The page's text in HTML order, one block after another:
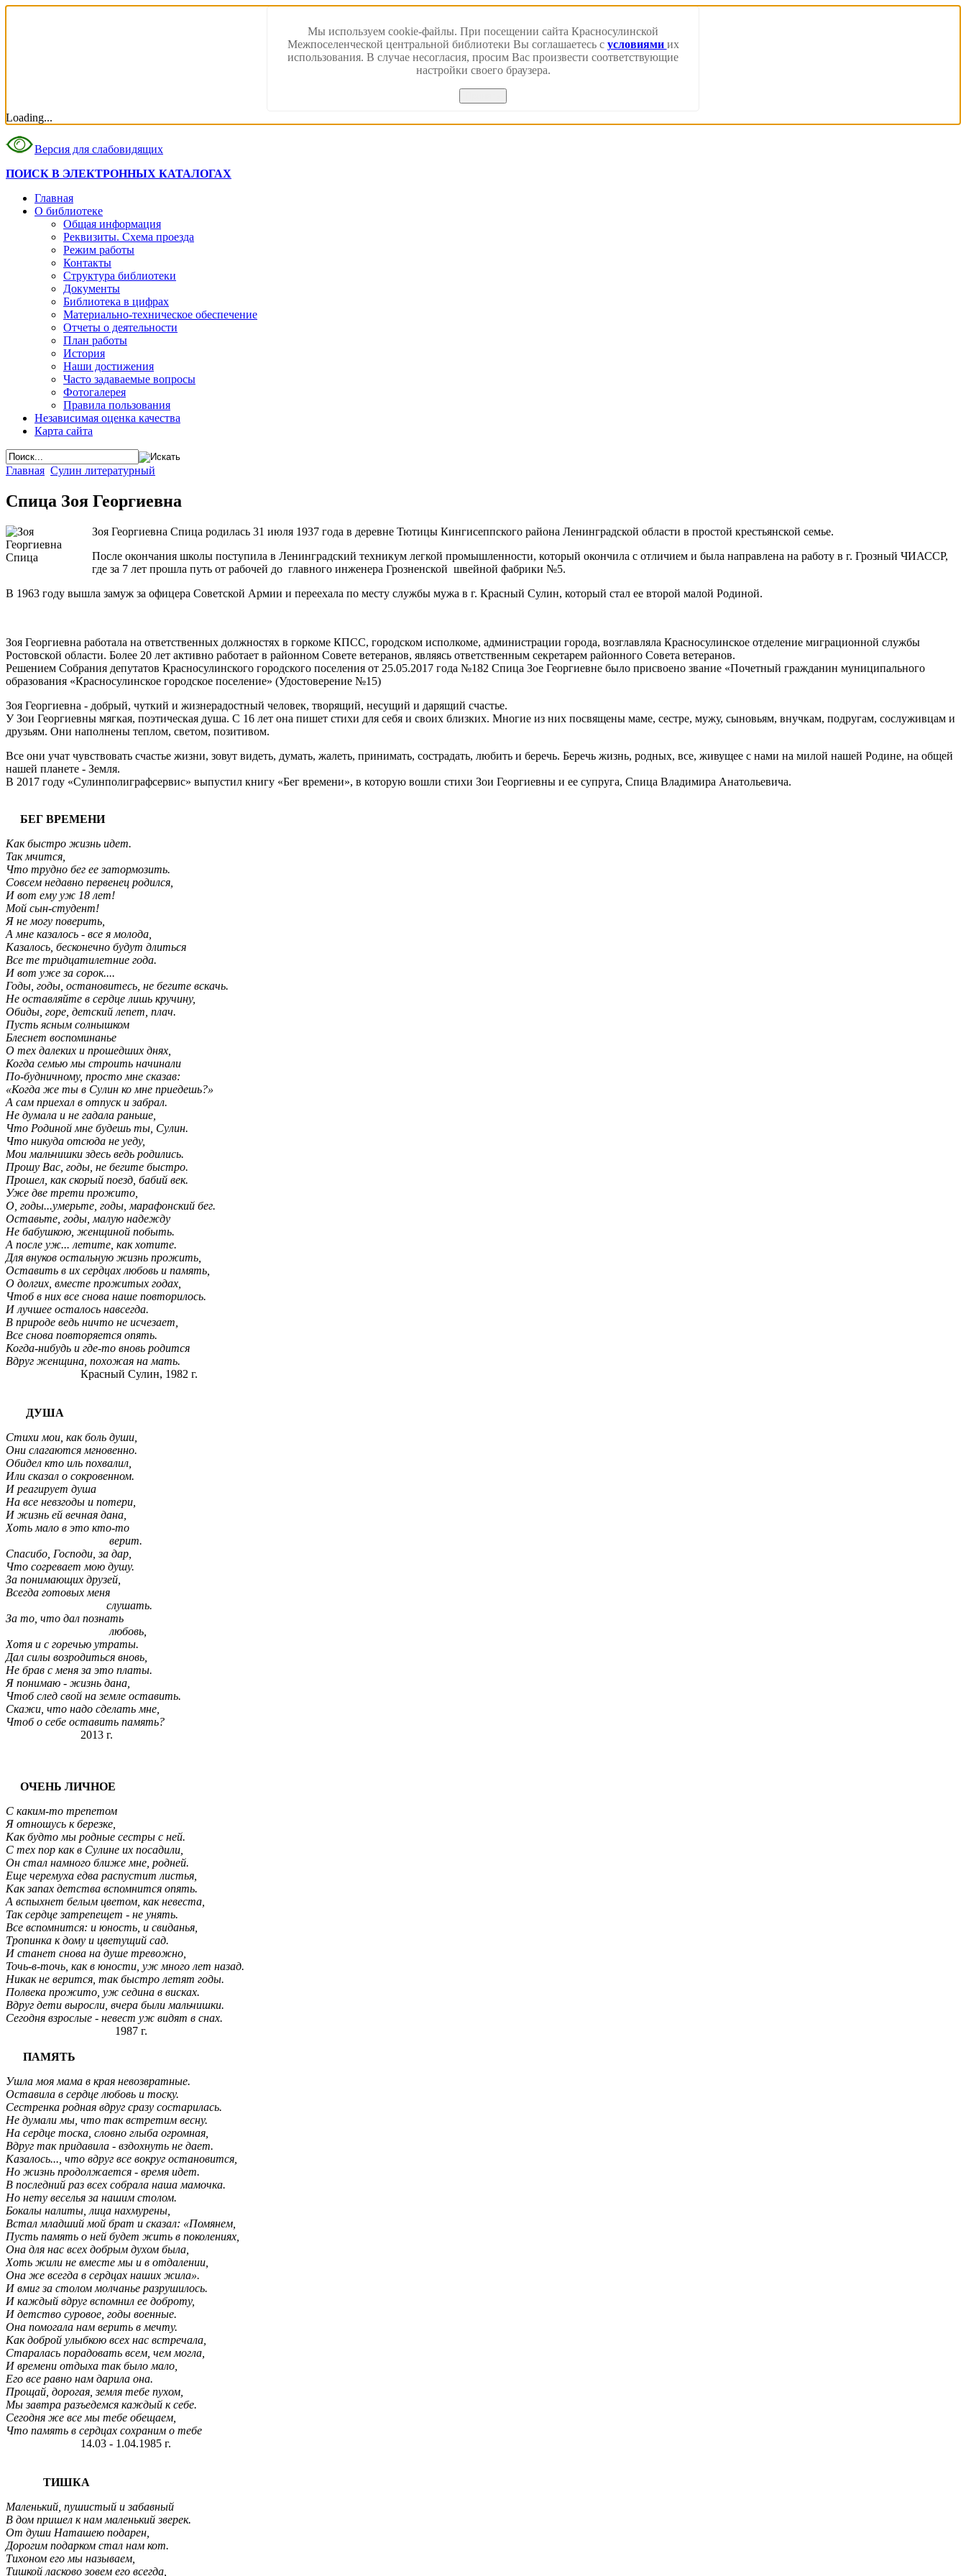
Мы используем cookie-файлы. При посещении сайта Красносулинской
Межпоселенческой центральной библиотеки Вы соглашаетесь с условиями их
использования. В случае несогласия, просим Вас произвести соответствующие
настройки своего браузера.
Loading...
Версия для слабовидящих
ПОИСК В ЭЛЕКТРОННЫХ КАТАЛОГАХ
Главная
О библиотеке
Общая информация
Реквизиты. Схема проезда
Режим работы
Контакты
Структура библиотеки
Документы
Библиотека в цифрах
Материально-техническое обеспечение
Отчеты о деятельности
План работы
История
Наши достижения
Часто задаваемые вопросы
Фотогалерея
Правила пользования
Независимая оценка качества
Карта сайта
Главная Сулин литературный
Спица Зоя Георгиевна
Зоя Георгиевна Спица родилась 31 июля 1937 года в деревне Тютицы Кингисеппского района Ленинградской области в простой крестьянской семье.
После окончания школы поступила в Ленинградский техникум легкой промышленности, который окончила с отличием и была направлена на работу в г. Грозный ЧИАССР,
где за 7 лет прошла путь от рабочей до главного инженера Грозненской швейной фабрики №5.
В 1963 году вышла замуж за офицера Советской Армии и переехала по месту службы мужа в г. Красный Сулин, который стал ее второй малой Родиной.
Зоя Георгиевна работала на ответственных должностях в горкоме КПСС, городском исполкоме, администрации города, возглавляла Красносулинское отделение миграционной службы
Ростовской области. Более 20 лет активно работает в районном Совете ветеранов, являясь ответственным секретарем районного Совета ветеранов.
Решением Собрания депутатов Красносулинского городского поселения от 25.05.2017 года №182 Спица Зое Георгиевне было присвоено звание «Почетный гражданин муниципального
образования «Красносулинское городское поселение» (Удостоверение №15)
Зоя Георгиевна - добрый, чуткий и жизнерадостный человек, творящий, несущий и дарящий счастье.
У Зои Георгиевны мягкая, поэтическая душа. С 16 лет она пишет стихи для себя и своих близких. Многие из них посвящены маме, сестре, мужу, сыновьям, внучкам, подругам, сослуживцам и
друзьям. Они наполнены теплом, светом, позитивом.
Все они учат чувствовать счастье жизни, зовут видеть, думать, жалеть, принимать, сострадать, любить и беречь. Беречь жизнь, родных, все, живущее с нами на милой нашей Родине, на общей
нашей планете - Земля.
В 2017 году «Сулинполиграфсервис» выпустил книгу «Бег времени», в которую вошли стихи Зои Георгиевны и ее супруга, Спица Владимира Анатольевича.
БЕГ ВРЕМЕНИ
Как быстро жизнь идет.
Так мчится,
Что трудно бег ее затормозить.
Совсем недавно первенец родился,
И вот ему уж 18 лет!
Мой сын-студент!
Я не могу поверить,
А мне казалось - все я молода,
Казалось, бесконечно будут длиться
Все те тридцатилетние года.
И вот уже за сорок....
Годы, годы, остановитесь, не бегите вскачь.
Не оставляйте в сердце лишь кручину,
Обиды, горе, детский лепет, плач.
Пусть ясным солнышком
Блеснет воспоминанье
О тех далеких и прошедших днях,
Когда семью мы строить начинали
По-будничному, просто мне сказав:
«Когда же ты в Сулин ко мне приедешь?»
А сам приехал в отпуск и забрал.
Не думала и не гадала раньше,
Что Родиной мне будешь ты, Сулин.
Что никуда отсюда не уеду,
Мои мальчишки здесь ведь родились.
Прошу Вас, годы, не бегите быстро.
Прошел, как скорый поезд, бабий век.
Уже две трети прожито,
О, годы...умерьте, годы, марафонский бег.
Оставьте, годы, малую надежду
Не бабушкою, женщиной побыть.
А после уж... летите, как хотите.
Для внуков остальную жизнь прожить,
Оставить в их сердцах любовь и память,
О долгих, вместе прожитых годах,
Чтоб в них все снова наше повторилось.
И лучшее осталось навсегда.
В природе ведь ничто не исчезает,
Все снова повторяется опять.
Когда-нибудь и где-то вновь родится
Вдруг женщина, похожая на мать.
Красный Сулин, 1982 г.
ДУША
Стихи мои, как боль души,
Они слагаются мгновенно.
Обидел кто иль похвалил,
Или сказал о сокровенном.
И реагирует душа
На все невзгоды и потери,
И жизнь ей вечная дана,
Хоть мало в это кто-то
верит.
Спасибо, Господи, за дар,
Что согревает мою душу.
За понимающих друзей,
Всегда готовых меня
слушать.
За то, что дал познать
любовь,
Хотя и с горечью утраты.
Дал силы возродиться вновь,
Не брав с меня за это платы.
Я понимаю - жизнь дана,
Чтоб след свой на земле оставить.
Скажи, что надо сделать мне,
Чтоб о себе оставить память?
2013 г.
ОЧЕНЬ ЛИЧНОЕ
С каким-то трепетом
Я отношусь к березке,
Как будто мы родные сестры с ней.
С тех пор как в Сулине их посадили,
Он стал намного ближе мне, родней.
Еще черемуха едва распустит листья,
Как запах детства вспомнится опять.
А вспыхнет белым цветом, как невеста,
Так сердце затрепещет - не унять.
Все вспомнится: и юность, и свиданья,
Тропинка к дому и цветущий сад.
И станет снова на душе тревожно,
Точь-в-точь, как в юности, уж много лет назад.
Никак не верится, так быстро летят годы.
Полвека прожито, уж седина в висках.
Вдруг дети выросли, вчера были мальчишки.
Сегодня взрослые - невест уж видят в снах.
1987 г.
ПАМЯТЬ
Ушла моя мама в края невозвратные.
Оставила в сердце любовь и тоску.
Сестренка родная вдруг сразу состарилась.
Не думали мы, что так встретим весну.
На сердце тоска, словно глыба огромная,
Вдруг так придавила - вздохнуть не дает.
Казалось..., что вдруг все вокруг остановится,
Но жизнь продолжается - время идет.
В последний раз всех собрала наша мамочка.
Но нету веселья за нашим столом.
Бокалы налиты, лица нахмурены,
Встал младший мой брат и сказал: «Помянем,
Пусть память о ней будет жить в поколениях,
Она для нас всех добрым духом была,
Хоть жили не вместе мы и в отдалении,
Она же всегда в сердцах наших жила».
И вмиг за столом молчанье разрушилось.
И каждый вдруг вспомнил ее доброту,
И детство суровое, годы военные.
Она помогала нам верить в мечту.
Как доброй улыбкою всех нас встречала,
Старалась порадовать всем, чем могла,
И времени отдыха так было мало,
Его все равно нам дарила она.
Прощай, дорогая, земля тебе пухом,
Мы завтра разъедемся каждый к себе.
Сегодня же все мы тебе обещаем,
Что память в сердцах сохраним о тебе
14.03 - 1.04.1985 г.
ТИШКА
Маленький, пушистый и забавный
В дом пришел к нам маленький зверек.
От души Наташею подарен,
Дорогим подарком стал нам кот.
Тихоном его мы называем,
Тишкой ласково зовем его всегда,